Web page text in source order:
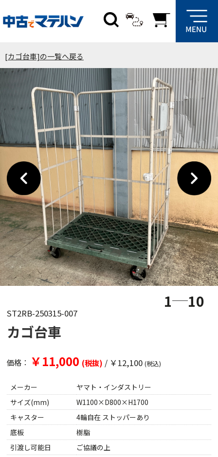
[カゴ台車]の一覧へ戻る
1 10
ST2RB-250315-007
カゴ台車
価格： ￥11,000 (税抜) / ￥12,100 (税込)
メーカー
ヤマト・インダストリー
サイズ(mm)
W1100×D800×H1700
キャスター
4輪自在 ストッパーあり
底板
樹脂
引渡し可能日
ご協議の上